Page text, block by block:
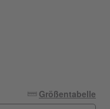
Größentabelle